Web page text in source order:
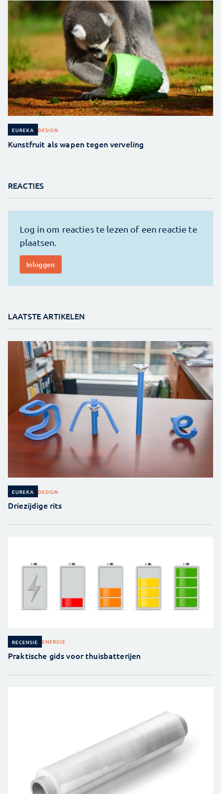
EUREKA DESIGN
Kunstfruit als wapen tegen verveling
REACTIES
LAATSTE ARTIKELEN
EUREKA DESIGN
Driezijdige rits
RECENSIE ENERGIE
Praktische gids voor thuisbatterijen